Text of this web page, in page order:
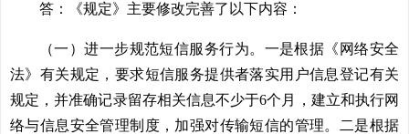
答：《规定》主要修改完善了以下内容：
（一）进一步规范短信服务行为。一是根据《网络安全
法》有关规定，要求短信服务提供者落实用户信息登记有关
规定，并准确记录留存相关信息不少于6个月，建立和执行网
络与信息安全管理制度，加强对传输短信的管理。二是根据